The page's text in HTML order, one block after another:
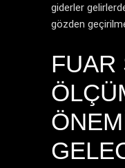
giderler
gözden
FUAR